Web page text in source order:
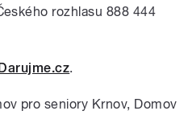
rozhlasu 888 444
.
pro seniory Krnov, Domov